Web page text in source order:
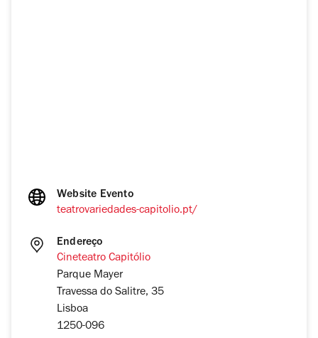
Website Evento
teatrovariedades-capitolio.pt/
Endereço
Cineteatro Capitólio
Parque Mayer
Travessa do Salitre, 35
Lisboa
1250-096